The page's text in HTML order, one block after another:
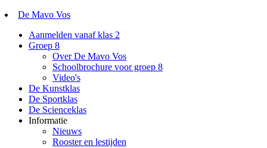
De Mavo Vos
Aanmelden vanaf klas 2
Groep 8
Over De Mavo Vos
Schoolbrochure voor groep 8
Video's
De Kunstklas
De Sportklas
De Scienceklas
Informatie
Nieuws
Rooster en lestijden